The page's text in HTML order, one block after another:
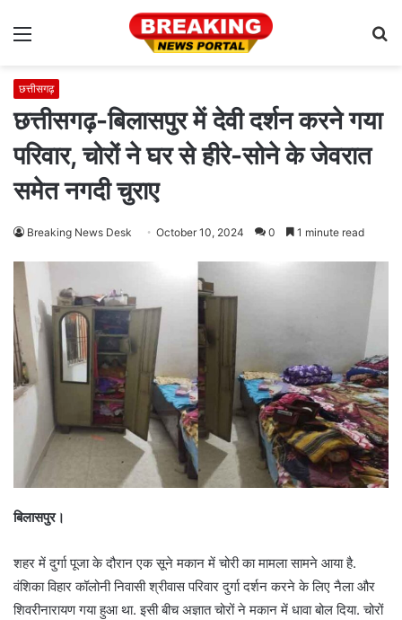
Menu
छत्तीसगढ़
छत्तीसगढ़-बिलासपुर में देवी दर्शन करने गया
परिवार, चोरों ने घर से हीरे-सोने के जेवरात
समेत नगदी चुराए
Breaking News Desk October 10, 2024 0 1 minute read
बिलासपुर।
शहर में दुर्गा पूजा के दौरान एक सूने मकान में चोरी का मामला सामने आया है.
वंशिका विहार कॉलोनी निवासी श्रीवास परिवार दुर्गा दर्शन करने के लिए नैला और
शिवरीनारायण गया हुआ था. इसी बीच अज्ञात चोरों ने मकान में धावा बोल दिया. चोरों